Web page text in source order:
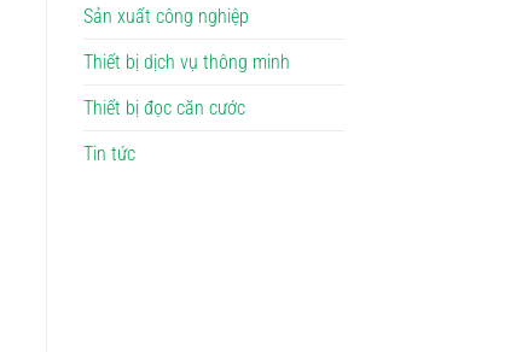
Sản xuất công nghiệp
Thiết bị dịch vụ thông minh
Thiết bị đọc căn cước
Tin tức